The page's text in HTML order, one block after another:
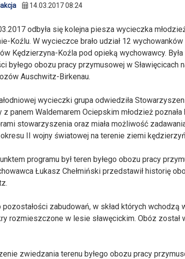
14.03.2017 08:24
odbyła się kolejna piesza wycieczka
Koźlu. W wycieczce brało udział 12
Kędzierzyna-Koźla pod opieką wychowawcy.
byłego obozu pracy przymusowej w Sławięcicach
Auschwitz-Birkenau.
wycieczki grupa odwiedziła
z panem Waldemarem Ociepskim młodzież
stowarzyszenia oraz miała możliwość
II wojny światowej na terenie ziemi
programu był teren byłego obozu pracy
Łukasz Chełmiński przedstawił historię
zabudowań, w skład których
rozmieszczone w lesie sławęcickim. Obóz
zwiedzania terenu byłego obozu pracy